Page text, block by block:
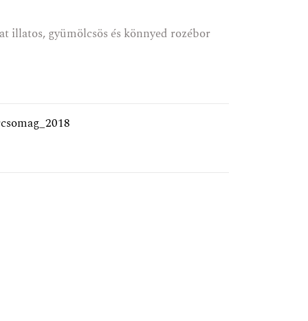
illatos, gyümölcsös és könnyed rozébor